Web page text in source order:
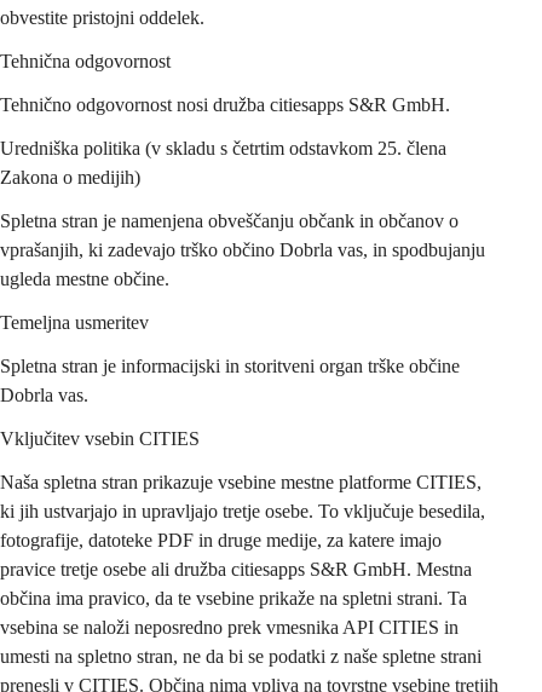
obvestite pristojni oddelek.
Tehnična odgovornost
Tehnično odgovornost nosi družba citiesapps S&R GmbH.
Uredniška politika (v skladu s četrtim odstavkom 25. člena
Zakona o medijih)
Spletna stran je namenjena obveščanju občank in občanov o
vprašanjih, ki zadevajo trško občino Dobrla vas, in spodbujanju
ugleda mestne občine.
Temeljna usmeritev
Spletna stran je informacijski in storitveni organ trške občine
Dobrla vas.
Vključitev vsebin CITIES
Naša spletna stran prikazuje vsebine mestne platforme CITIES,
ki jih ustvarjajo in upravljajo tretje osebe. To vključuje besedila,
fotografije, datoteke PDF in druge medije, za katere imajo
pravice tretje osebe ali družba citiesapps S&R GmbH. Mestna
občina ima pravico, da te vsebine prikaže na spletni strani. Ta
vsebina se naloži neposredno prek vmesnika API CITIES in
umesti na spletno stran, ne da bi se podatki z naše spletne strani
prenesli v CITIES. Občina nima vpliva na tovrstne vsebine tretjih